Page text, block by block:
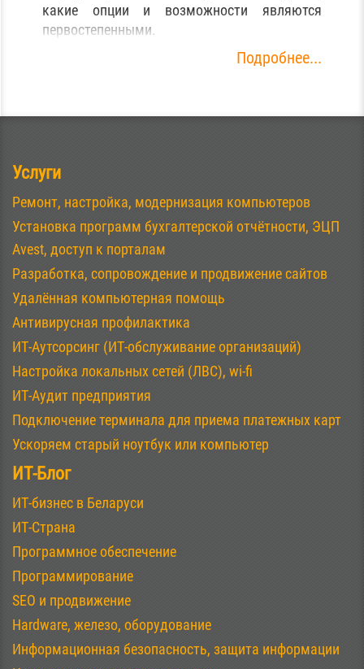
какие опции и возможности являются
первостепенными.
Подробнее...
Услуги
Ремонт, настройка, модернизация компьютеров
Установка программ бухгалтерской отчётности, ЭЦП
Avest, доступ к порталам
Разработка, сопровождение и продвижение сайтов
Удалённая компьютерная помощь
Антивирусная профилактика
ИТ-Аутсорсинг (ИТ-обслуживание организаций)
Настройка локальных сетей (ЛВС), wi-fi
ИТ-Аудит предприятия
Подключение терминала для приема платежных карт
Ускоряем старый ноутбук или компьютер
ИТ-Блог
ИТ-бизнес в Беларуси
ИТ-Страна
Программное обеспечение
Программирование
SEO и продвижение
Hardware, железо, оборудование
Информационная безопасность, защита информации